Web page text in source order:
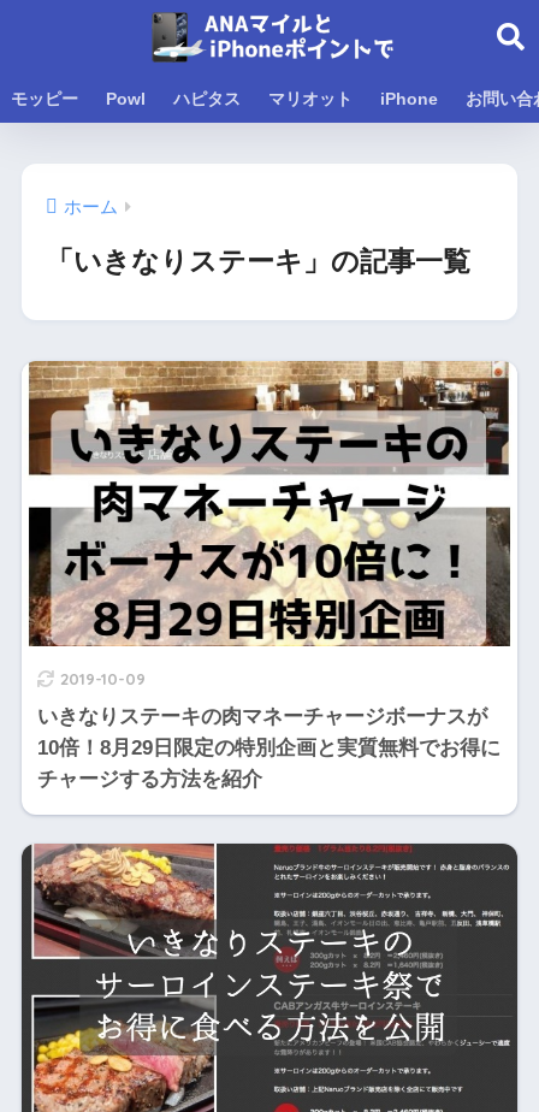
モッピー Powl ハピタス マリオット iPhone お問い合
ホーム
「いきなりステーキ」の記事一覧
2019-10-09
いきなりステーキの肉マネーチャージボーナスが
10倍！8月29日限定の特別企画と実質無料でお得に
チャージする方法を紹介